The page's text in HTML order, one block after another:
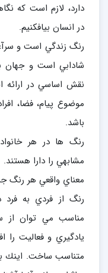
دارد، لازم است كه
در انسان بيافكنيم.
رنگ زندگي است و
شادابي است و جهان
نقش اساسي در ارائه
موضوع پيام، فضا،
باشد.
رنگ ها در هر
مشابهي را دارا هستند.
معناي واقعي هر رنگ
رنگ از فردي به
مناسب مي توان
يادگيري و فعاليت
متناسب ساخت. اينك